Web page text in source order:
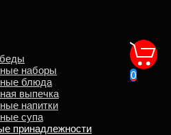
наборы
блюда
выпечка
напитки
супа
принадлежности
0
посуда